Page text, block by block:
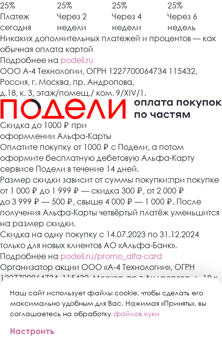
Наш сайт использует файлы cookie, чтобы сделать его
максимально удобным для Вас. Нажимая «Принять», вы
соглашаетесь на обработку файлов куки
Настроить
25%
Платеж
сегодня
25%
Через 2
недели
25%
Через 4
недели
25%
Через 6
недель
Никаких дополнительных платежей и процентов — как
обычная оплата картой
Подробнее на podeli.ru
ООО А-4 Технологии, ОГРН 1227700064734 115432,
Россия, г. Москва, пр. Андропова,
д.18, к. 3, этаж/помещ./ ком. 9/XIV/1.
Cкидка до 1000 ₽ при
оформлении Альфа-Карты
Оплатите покупку от 1000 ₽ с Подели, а потом
оформите бесплатную дебетовую Альфа-Карту
сервисе Подели в течение 14 дней.
Размер скидки зависит от суммы покупки:при покупке
от 1 000 ₽ до 1 999 ₽ — скидка 300 ₽, от 2 000 ₽
до 3 999 ₽ — 500 ₽, свыше 4 000 ₽ — 1 000 ₽. После
получения Альфа-Карты четвёртый платёж уменьшится
на размер скидки.
Скидка на одну покупку с 14.07.2023 по 31.12.2024
только для новых клиентов АО «Альфа-Банк».
Подробнее на podeli.ru/promo_alfa-card
Организатор акции ООО «А-4 Технологии», ОГРН
1227700064734, 115432, Москва, пр-т Андропова, д. 18 к.
3, эт./пом./ком. 9/XIV/1. АО «Альфа-Банк»,
Генеральная лицензия банка России № 1326 от 16
января 2015 г. Скидка предоставляется один раз в
оформлении Альфа-Карты в сервисе «Подели» в